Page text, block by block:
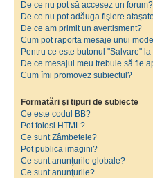
De ce nu pot să accesez un forum?
De ce nu pot adăuga fişiere
De ce am primit un avertisment?
Cum pot raporta mesaje unui
Pentru ce este butonul "Salvare"
De ce mesajul meu trebuie să fie
Cum îmi promovez subiectul?
Formatări şi tipuri de subiecte
Ce este codul BB?
Pot folosi HTML?
Ce sunt Zâmbetele?
Pot publica imagini?
Ce sunt anunţurile globale?
Ce sunt anunţurile?